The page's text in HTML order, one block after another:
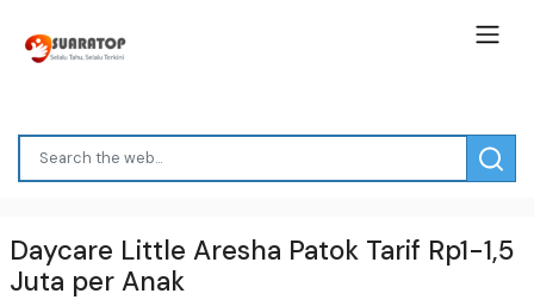
Daycare Little Aresha Patok Tarif Rp1-1,5
Juta per Anak